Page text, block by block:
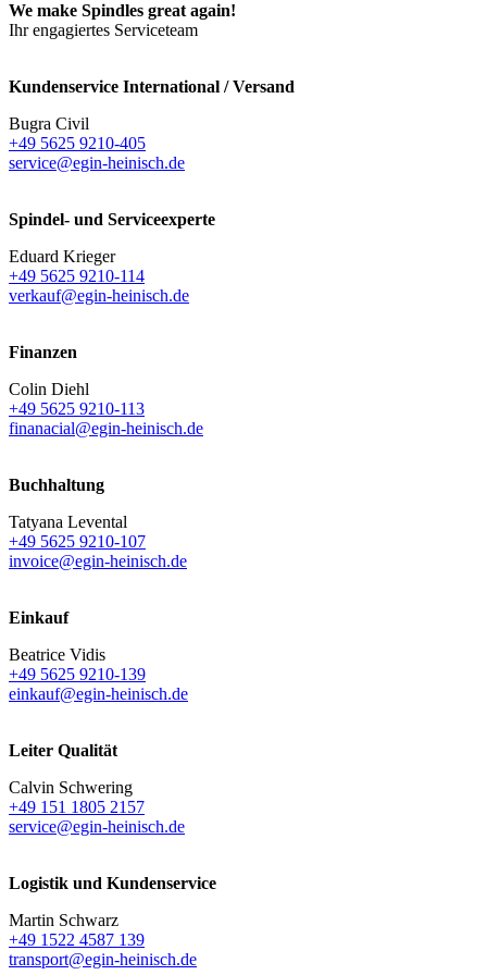
We make Spindles great again!
Ihr engagiertes Serviceteam
Kundenservice International / Versand
Bugra Civil
+49 5625 9210-405
service@egin-heinisch.de
Spindel- und Serviceexperte
Eduard Krieger
+49 5625 9210-114
verkauf@egin-heinisch.de
Finanzen
Colin Diehl
+49 5625 9210-113
finanacial@egin-heinisch.de
Buchhaltung
Tatyana Levental
+49 5625 9210-107
invoice@egin-heinisch.de
Einkauf
Beatrice Vidis
+49 5625 9210-139
einkauf@egin-heinisch.de
Leiter Qualität
Calvin Schwering
+49 151 1805 2157
service@egin-heinisch.de
Logistik und Kundenservice
Martin Schwarz
+49 1522 4587 139
transport@egin-heinisch.de